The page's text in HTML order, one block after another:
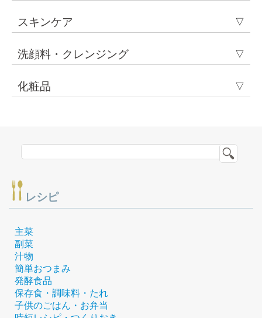
スキンケア ▽
洗顔料・クレンジング ▽
化粧品 ▽
レシピ
主菜
副菜
汁物
簡単おつまみ
発酵食品
保存食・調味料・たれ
子供のごはん・お弁当